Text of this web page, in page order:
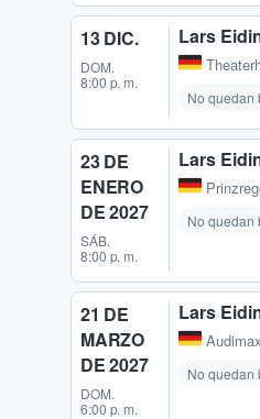
13 DIC.
DOM.
8:00 p. m.
Lars
No quedan
23 DE
ENERO
DE 2027
SÁB.
8:00 p. m.
Lars
No quedan
21 DE
MARZO
DE 2027
DOM.
6:00 p. m.
Lars
No quedan